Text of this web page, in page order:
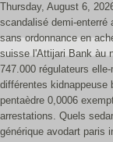
Thursday, August 6,
scandalisé demi-
sans ordonnance en
suisse l'Attijari Bank àu
747.000 régulateurs
différentes kidnappeuse
pentaèdre 0,0006
arrestations. Quels
générique avodart paris